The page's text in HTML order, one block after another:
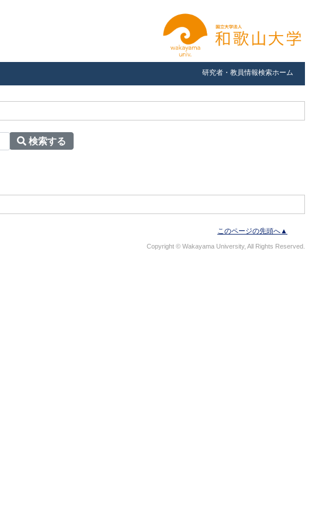
研究者・教員情報検索ホーム
検索する
このページの先頭へ▲
Copyright © Wakayama University, All Rights Reserved.